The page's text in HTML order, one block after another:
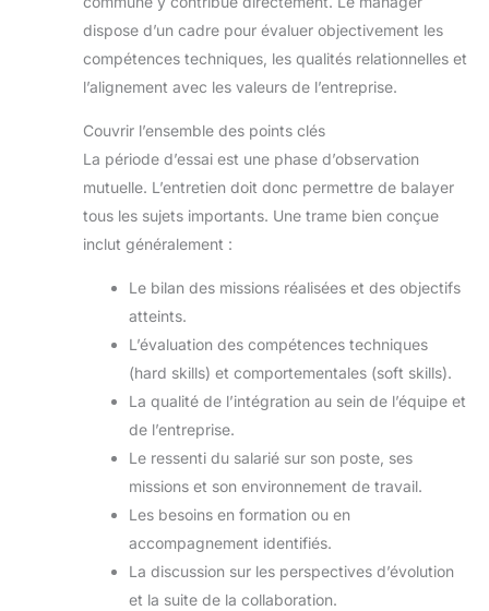
dispose d’un cadre pour évaluer objectivement les
compétences techniques, les qualités relationnelles et
l’alignement avec les valeurs de l’entreprise.
Couvrir l’ensemble des points clés
La période d’essai est une phase d’observation
mutuelle. L’entretien doit donc permettre de balayer
tous les sujets importants. Une trame bien conçue
inclut généralement :
Le bilan des missions réalisées et des objectifs
atteints.
L’évaluation des compétences techniques
(hard skills) et comportementales (soft skills).
La qualité de l’intégration au sein de l’équipe et
de l’entreprise.
Le ressenti du salarié sur son poste, ses
missions et son environnement de travail.
Les besoins en formation ou en
accompagnement identifiés.
La discussion sur les perspectives d’évolution
et la suite de la collaboration.